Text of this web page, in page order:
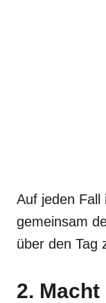
Auf jeden Fall
gemeinsam
über den Tag
2.